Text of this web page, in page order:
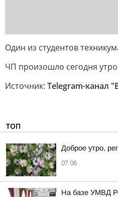
Один из студентов
ЧП произошло сегодня
Источник: Telegram-канал
ТОП
Доброе утро,
07:06
На базе УМВД